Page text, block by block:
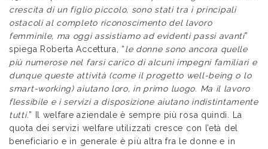
crescita di un figlio piccolo, sono stati tra i principali
ostacoli al completo riconoscimento del lavoro
femminile, ma oggi assistiamo ad evidenti passi avanti”
spiega Roberta Accettura, “le donne sono ancora quelle
più numerose nel farsi carico di alcuni impegni familiari e
dunque queste attività (come il progetto well-being o lo
smart-working) aiutano loro, in primo luogo. Ma il lavoro
flessibile e i servizi a disposizione aiutano indistintamente
tutti.” Il welfare aziendale è sempre più rosa quindi. La
quota dei servizi welfare utilizzati cresce con l’età del
beneficiario e in generale è più altra fra le donne e in